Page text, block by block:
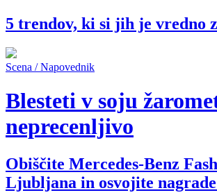
5 trendov, ki si jih je vredno
Scena / Napovednik
Blesteti v soju
neprecenljivo
Obiščite Mercedes-Benz
Ljubljana in osvojite